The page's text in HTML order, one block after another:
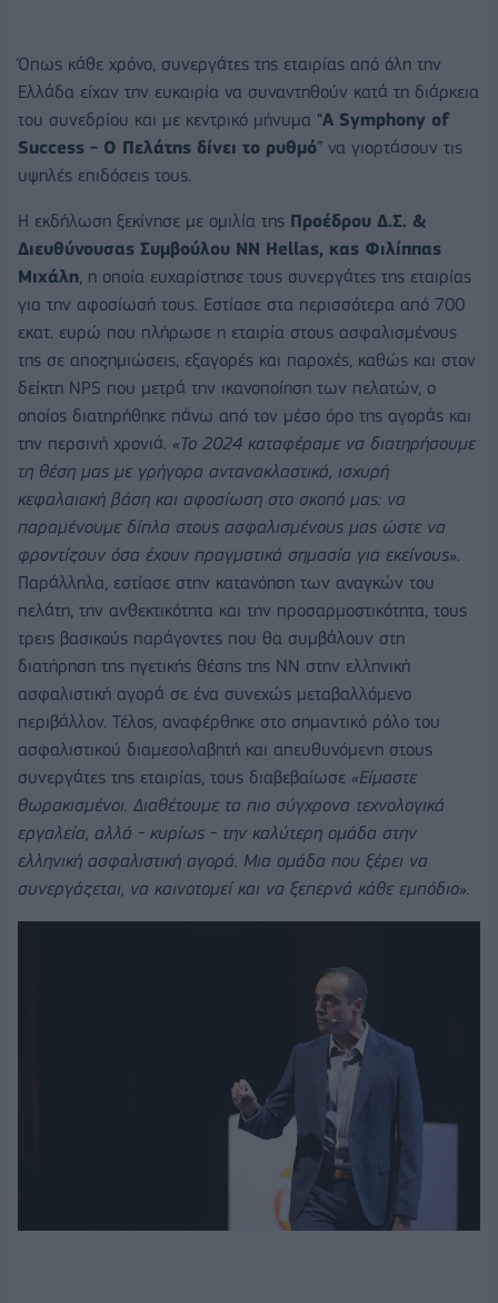
Όπως κάθε χρόνο, συνεργάτες της εταιρίας από όλη την
Ελλάδα είχαν την ευκαιρία να συναντηθούν κατά τη διάρκεια
του συνεδρίου και με κεντρικό μήνυμα “A Symphony of
Success - Ο Πελάτης δίνει το ρυθμό” να γιορτάσουν τις
υψηλές επιδόσεις τους.
Η εκδήλωση ξεκίνησε με ομιλία της Προέδρου Δ.Σ. &
Διευθύνουσας Συμβούλου ΝΝ Hellas, κας Φιλίππας
Μιχάλη, η οποία ευχαρίστησε τους συνεργάτες της εταιρίας
για την αφοσίωσή τους. Εστίασε στα περισσότερα από 700
εκατ. ευρώ που πλήρωσε η εταιρία στους ασφαλισμένους
της σε αποζημιώσεις, εξαγορές και παροχές, καθώς και στον
δείκτη NPS που μετρά την ικανοποίηση των πελατών, ο
οποίος διατηρήθηκε πάνω από τον μέσο όρο της αγοράς και
την περσινή χρονιά. «Το 2024 καταφέραμε να διατηρήσουμε
τη θέση μας με γρήγορα αντανακλαστικά, ισχυρή
κεφαλαιακή βάση και αφοσίωση στο σκοπό μας: να
παραμένουμε δίπλα στους ασφαλισμένους μας ώστε να
φροντίζουν όσα έχουν πραγματικά σημασία για εκείνους».
Παράλληλα, εστίασε στην κατανόηση των αναγκών του
πελάτη, την ανθεκτικότητα και την προσαρμοστικότητα, τους
τρεις βασικούς παράγοντες που θα συμβάλουν στη
διατήρηση της ηγετικής θέσης της NN στην ελληνική
ασφαλιστική αγορά σε ένα συνεχώς μεταβαλλόμενο
περιβάλλον. Τέλος, αναφέρθηκε στο σημαντικό ρόλο του
ασφαλιστικού διαμεσολαβητή και απευθυνόμενη στους
συνεργάτες της εταιρίας, τους διαβεβαίωσε «Είμαστε
θωρακισμένοι. Διαθέτουμε τα πιο σύγχρονα τεχνολογικά
εργαλεία, αλλά - κυρίως - την καλύτερη ομάδα στην
ελληνική ασφαλιστική αγορά. Μια ομάδα που ξέρει να
συνεργάζεται, να καινοτομεί και να ξεπερνά κάθε εμπόδιο».